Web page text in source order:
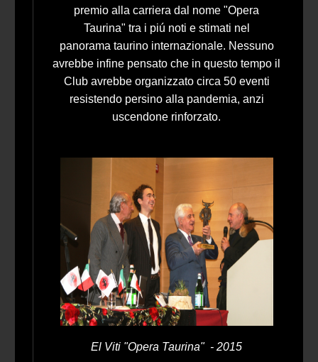
premio alla carriera dal nome "Opera
Taurina" tra i piú noti e stimati nel
panorama taurino internazionale. Nessuno
avrebbe infine pensato che in questo tempo il
Club avrebbe organizzato circa 50 eventi
resistendo persino alla pandemia, anzi
uscendone rinforzato.
El Viti "Opera Taurina" - 2015